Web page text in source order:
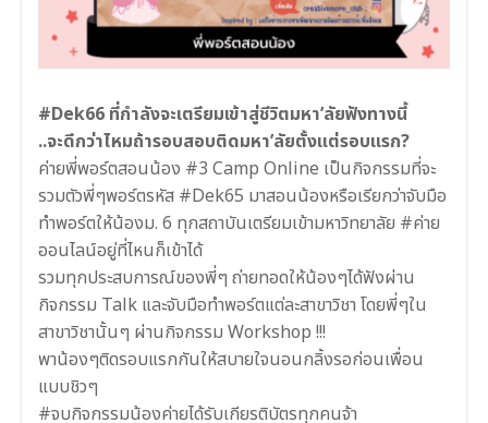
#Dek66 ที่กำลังจะเตรียมเข้าสู่ชีวิตมหา’ลัยฟังทางนี้
..จะดีกว่าไหมถ้ารอบสอบติดมหา’ลัยตั้งแต่รอบแรก?
ค่ายพี่พอร์ตสอนน้อง #3 Camp Online เป็นกิจกรรมที่จะ
รวมตัวพี่ๆพอร์ตรหัส #Dek65 มาสอนน้องหรือเรียกว่าจับมือ
ทำพอร์ตให้น้องม. 6 ทุกสถาบันเตรียมเข้ามหาวิทยาลัย #ค่าย
ออนไลน์อยู่ที่ไหนก็เข้าได้
รวมทุกประสบการณ์ของพี่ๆ ถ่ายทอดให้น้องๆได้ฟังผ่าน
กิจกรรม Talk และจับมือทำพอร์ตแต่ละสาขาวิชา โดยพี่ๆใน
สาขาวิชานั้นๆ ผ่านกิจกรรม Workshop !!!
พาน้องๆติดรอบแรกกันให้สบายใจนอนกลิ้งรอก่อนเพื่อน
แบบชิวๆ
#จบกิจกรรมน้องค่ายได้รับเกียรติบัตรทุกคนจ้า